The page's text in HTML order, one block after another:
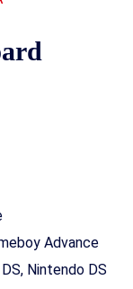
Advance
Nintendo DS